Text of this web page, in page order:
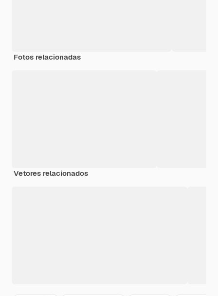
Fotos relacionadas
Vetores relacionados